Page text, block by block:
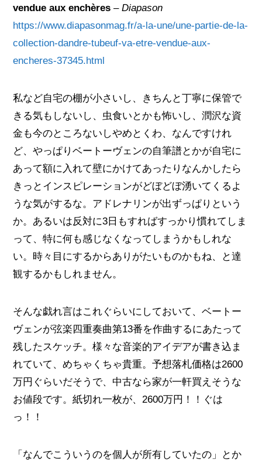
vendue aux enchères –Diapason
https://www.diapasonmag.fr/a-la-une/une-partie-de-la-
collection-dandre-tubeuf-va-etre-vendue-aux-
encheres-37345.html
私など自宅の棚が小さいし、きちんと丁寧に保管で
きる気もしないし、虫食いとかも怖いし、潤沢な資
金も今のところないしやめとくわ、なんですけれ
ど、やっぱりベートーヴェンの自筆譜とかが自宅に
あって額に入れて壁にかけてあったりなんかしたら
きっとインスピレーションがどぼどぼ湧いてくるよ
うな気がするな。アドレナリンが出ずっぱりという
か。あるいは反対に3日もすればすっかり慣れてしま
って、特に何も感じなくなってしまうかもしれな
い。時々目にするからありがたいものかもね、と達
観するかもしれません。
そんな戯れ言はこれぐらいにしておいて、ベートー
ヴェンが弦楽四重奏曲第13番を作曲するにあたって
残したスケッチ。様々な音楽的アイデアが書き込ま
れていて、めちゃくちゃ貴重。予想落札価格は2600
万円ぐらいだそうで、中古なら家が一軒買えそうな
お値段です。紙切れ一枚が、2600万円！！ぐは
っ！！
「なんでこういうのを個人が所有していたの」とか